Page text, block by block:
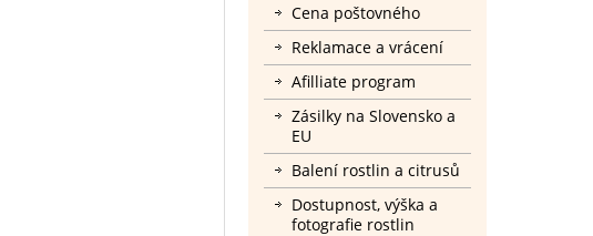
Cena poštovného
Reklamace a vrácení
Afilliate program
Zásilky na Slovensko a
EU
Balení rostlin a citrusů
Dostupnost, výška a
fotografie rostlin